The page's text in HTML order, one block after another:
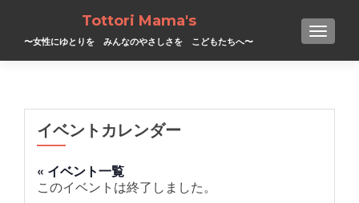
Tottori Mama's
〜女性にゆとりを みんなのやさしさを こどもたちへ〜
イベントカレンダー
« イベント一覧
このイベントは終了しました。